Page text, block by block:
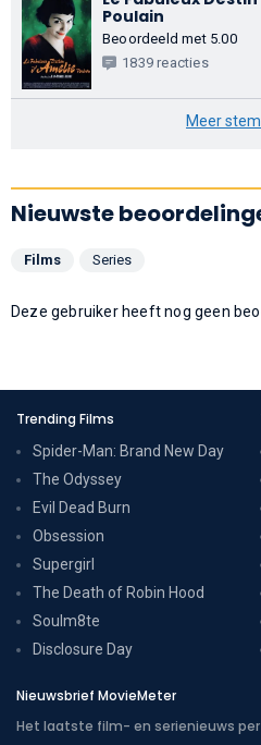
Poulain
Beoordeeld met 5.00
1839 reacties
Meer
Nieuwste
Films Series
Deze gebruiker heeft nog geen
Trending Films
Spider-Man: Brand New Day
The Odyssey
Evil Dead Burn
Obsession
Supergirl
The Death of Robin Hood
Soulm8te
Disclosure Day
Nieuwsbrief MovieMeter
Het laatste film- en serienieuws